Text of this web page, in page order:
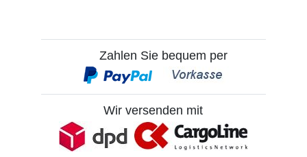
Zahlen Sie bequem per
Wir versenden mit